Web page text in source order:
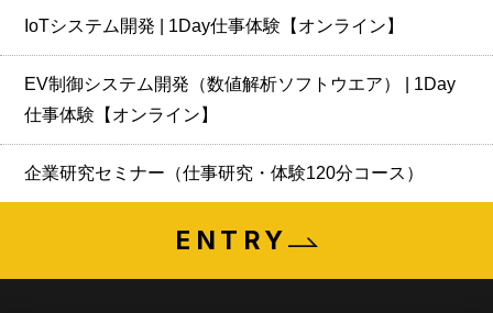
IoTシステム開発 | 1Day仕事体験【オンライン】
EV制御システム開発（数値解析ソフトウエア） | 1Day
仕事体験【オンライン】
企業研究セミナー（仕事研究・体験120分コース）
ENTRY